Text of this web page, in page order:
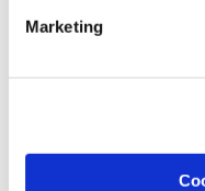
MarketingDies